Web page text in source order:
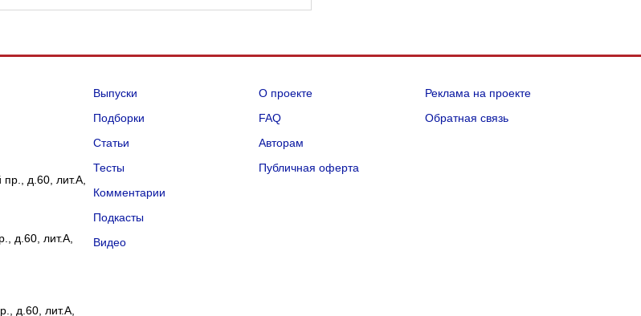
д.60, лит.А,
д.60, лит.А,
д.60, лит.А,
Выпуски
Подборки
Статьи
Тесты
Комментарии
Подкасты
Видео
О проекте
FAQ
Авторам
Публичная оферта
Реклама на проекте
Обратная связь